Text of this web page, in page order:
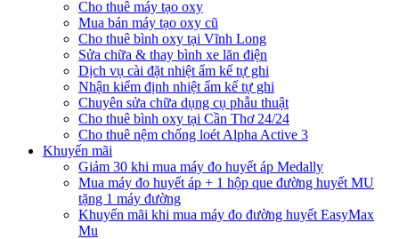
Cho thuê máy tạo oxy
Mua bán máy tạo oxy cũ
Cho thuê bình oxy tại Vĩnh Long
Sửa chữa & thay bình xe lăn điện
Dịch vụ cài đặt nhiệt ẩm kế tự ghi
Nhận kiểm định nhiệt ẩm kế tự ghi
Chuyên sửa chữa dụng cụ phẫu thuật
Cho thuê bình oxy tại Cần Thơ 24/24
Cho thuê nệm chống loét Alpha Active 3
Khuyến mãi
Giảm 30 khi mua máy đo huyết áp Medally
Mua máy đo huyết áp + 1 hộp que đường huyết MU
tặng 1 máy đường
Khuyến mãi khi mua máy đo đường huyết EasyMax
Mu